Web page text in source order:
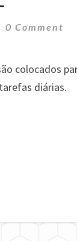
Comments
0 Comment
colocados
diárias.